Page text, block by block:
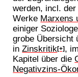
werden, incl.
Werke Marxens
einiger
grobe Übersicht
inZinskritik[+] ,
Kapitel über die
Negativzins-